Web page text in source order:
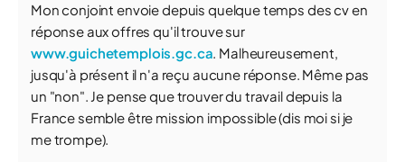
Mon conjoint envoie depuis quelque temps des cv en
réponse aux offres qu'il trouve sur
www.guichetemplois.gc.ca. Malheureusement,
jusqu'à présent il n'a reçu aucune réponse. Même pas
un "non". Je pense que trouver du travail depuis la
France semble être mission impossible (dis moi si je
me trompe).